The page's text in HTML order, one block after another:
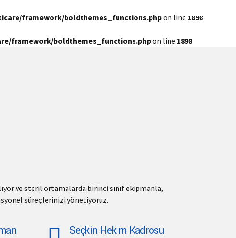
framework/boldthemes_functions.phpon line 1898
framework/boldthemes_functions.phpon line 1898
ve steril ortamalarda birinci sınıf ekipmanla,
süreçlerinizi yönetiyoruz.
Seçkin Hekim Kadrosu